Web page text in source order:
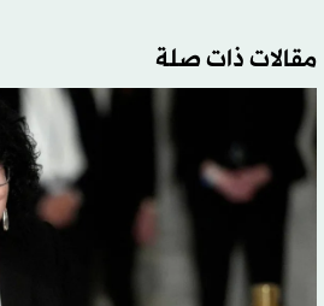
مقالات ذات صلة